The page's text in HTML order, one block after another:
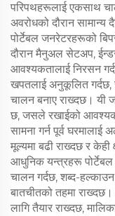
परिपथहरूलाई एकसाथ
अवरोधको दौरान सामान्य
पोर्टेबल जनरेटरहरूको
दौरान मैनुअल सेटअप,
आवश्यकतालाई निरसन
खपतलाई अनुकूलित गर्दछ,
चालन बनाए राख्दछ। यी
छ, जसले रखाईको
सामना गर्न पूर्व
मूल्यमा बढी राख्दछ र केही
आधुनिक यन्त्रहरू
चालन गर्दछ, शब्द-
बातचीतको तहमा
लागि तैयार राख्दछ,